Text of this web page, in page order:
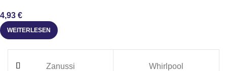
4,93 €
WEITERLESEN
Zanussi Whirlpool